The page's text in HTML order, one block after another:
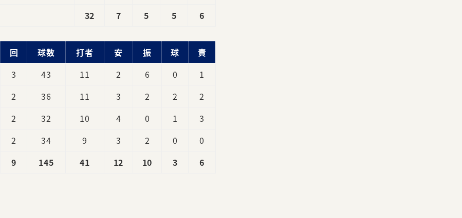
32 7 5 5 6
回 球数 打者 安 振 球
責
3 43 11 2 6 0
1
2 36 11 3 2 2
2
2 32 10 4 0 1
3
2 34 9 3 2 0
0
9 145 41 12 10 3 6